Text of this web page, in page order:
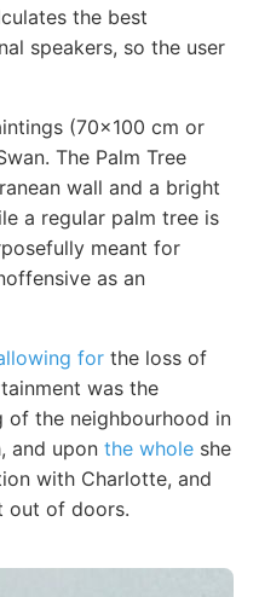
the best
speakers, so the user
(70x100 cm or
The Palm Tree
wall and a bright
a regular palm tree is
meant for
as an
for the loss of
was the
of the neighbourhood in
and upon the whole she
with Charlotte, and
out of doors.